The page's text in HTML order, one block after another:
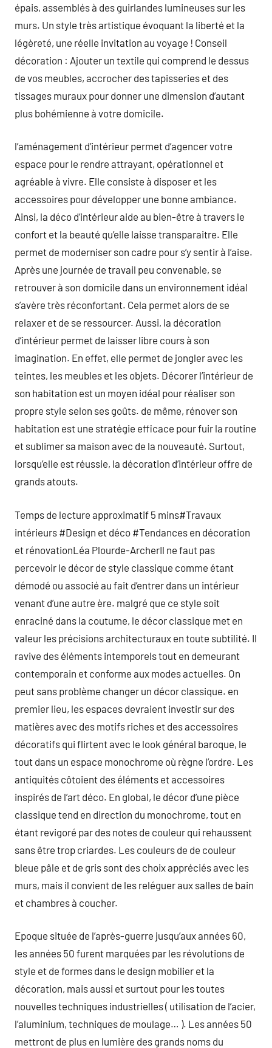
épais, assemblés à des guirlandes lumineuses sur les
murs. Un style très artistique évoquant la liberté et la
légèreté, une réelle invitation au voyage ! Conseil
décoration : Ajouter un textile qui comprend le dessus
de vos meubles, accrocher des tapisseries et des
tissages muraux pour donner une dimension d’autant
plus bohémienne à votre domicile.
l’aménagement d’intérieur permet d’agencer votre
espace pour le rendre attrayant, opérationnel et
agréable à vivre. Elle consiste à disposer et les
accessoires pour développer une bonne ambiance.
Ainsi, la déco d’intérieur aide au bien-être à travers le
confort et la beauté qu’elle laisse transparaitre. Elle
permet de moderniser son cadre pour s’y sentir à l’aise.
Après une journée de travail peu convenable, se
retrouver à son domicile dans un environnement idéal
s’avère très réconfortant. Cela permet alors de se
relaxer et de se ressourcer. Aussi, la décoration
d’intérieur permet de laisser libre cours à son
imagination. En effet, elle permet de jongler avec les
teintes, les meubles et les objets. Décorer l’intérieur de
son habitation est un moyen idéal pour réaliser son
propre style selon ses goûts. de même, rénover son
habitation est une stratégie efficace pour fuir la routine
et sublimer sa maison avec de la nouveauté. Surtout,
lorsqu’elle est réussie, la décoration d’intérieur offre de
grands atouts.
Temps de lecture approximatif 5 mins#Travaux
intérieurs #Design et déco #Tendances en décoration
et rénovationLéa Plourde-ArcherIl ne faut pas
percevoir le décor de style classique comme étant
démodé ou associé au fait d’entrer dans un intérieur
venant d’une autre ère. malgré que ce style soit
enraciné dans la coutume, le décor classique met en
valeur les précisions architecturaux en toute subtilité. Il
ravive des éléments intemporels tout en demeurant
contemporain et conforme aux modes actuelles. On
peut sans problème changer un décor classique. en
premier lieu, les espaces devraient investir sur des
matières avec des motifs riches et des accessoires
décoratifs qui flirtent avec le look général baroque, le
tout dans un espace monochrome où règne l’ordre. Les
antiquités côtoient des éléments et accessoires
inspirés de l’art déco. En global, le décor d’une pièce
classique tend en direction du monochrome, tout en
étant revigoré par des notes de couleur qui rehaussent
sans être trop criardes. Les couleurs de de couleur
bleue pâle et de gris sont des choix appréciés avec les
murs, mais il convient de les reléguer aux salles de bain
et chambres à coucher.
Epoque située de l’après-guerre jusqu’aux années 60,
les années 50 furent marquées par les révolutions de
style et de formes dans le design mobilier et la
décoration, mais aussi et surtout pour les toutes
nouvelles techniques industrielles ( utilisation de l’acier,
l’aluminium, techniques de moulage… ). Les années 50
mettront de plus en lumière des grands noms du